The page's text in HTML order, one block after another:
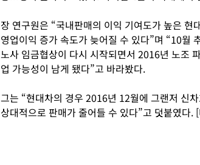
장 연구원은 “국내판매의 이익 기여도가 높은 현
영업이익 증가 속도가 늦어질 수 있다”며 “10월
노사 임금협상이 다시 시작되면서 2016년 노조
업 가능성이 남게 됐다”고 바라봤다.
그는 “현대차의 경우 2016년 12월에 그랜저 신
상대적으로 판매가 줄어들 수 있다”고 덧붙였다.